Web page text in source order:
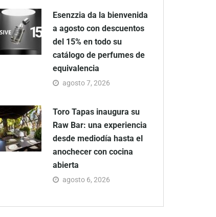
Esenzzia da la bienvenida
a agosto con descuentos
del 15% en todo su
catálogo de perfumes de
equivalencia
agosto 7, 2026
Toro Tapas inaugura su
Raw Bar: una experiencia
desde mediodía hasta el
anochecer con cocina
abierta
agosto 6, 2026